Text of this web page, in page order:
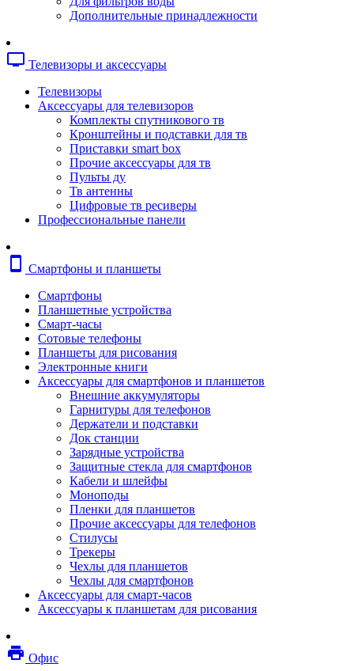
Ламинаторы
Телефония
Рации
Консоли для мини-атс
Системные телефоны
Телефоны
Телефоны dect
Торговое оборудование
Детектор валют
Счетчики банкнот
Калькуляторы
Мебель
Стулья и кресла
Столы
Мебельные аксессуары
Аксессуары для кресел
Вешалки
Коврики защитные
Эргономика
Опции для устройств печати, копирования и
сканирования
Сетевое оборудование
Маршрутизаторы
Модемы
Точки доступа
Сетевые адаптеры
Коммутаторы
Расширители беспроводной сети
Wi-fi антенны
Инструмент
Кабель
Монтажные компоненты
Дополнительные принадлежности
tv Телевизоры и аксессуары
Телевизоры
Аксессуары для телевизоров
Комплекты спутникового тв
Кронштейны и подставки для тв
Приставки smart box
Прочие аксессуары для тв
Пульты ду
Тв антенны
Цифровые тв ресиверы
Профессиональные панели
smartphone
Смартфоны и планшеты
Смартфоны
Планшетные устройства
Смарт-часы
Сотовые телефоны
Планшеты для рисования
Электронные книги
Аксессуары для смартфонов и планшетов
Внешние аккумуляторы
Гарнитуры для телефонов
Держатели и подставки
Док станции
Зарядные устройства
Защитные стекла для смартфонов
Кабели и шлейфы
Моноподы
Пленки для планшетов
Прочие аксессуары для телефонов
Стилусы
Трекеры
Чехлы для планшетов
Чехлы для смартфонов
Аксессуары для смарт-часов
Аксессуары к планшетам для рисования
local_printshop Офис